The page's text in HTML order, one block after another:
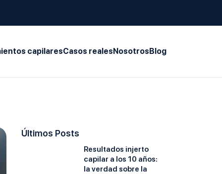
capilaresCasos realesNosotrosBlog
Últimos Posts
Resultados injerto
capilar a los 10 años:
la verdad sobre la